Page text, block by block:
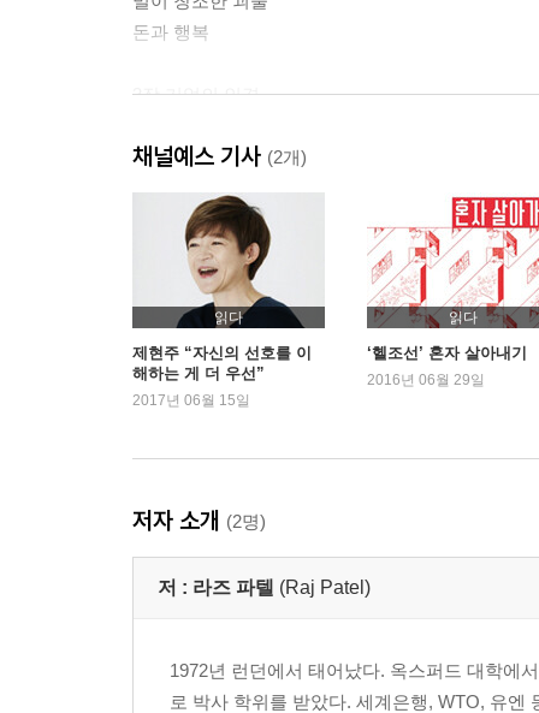
돈과 행복
3장 기업의 인격
‘공짜 점심’의 이면
새로운 종류의 공짜
4장 다이아몬드와 물
애덤 스미스의 굴욕
금융자본의 비밀스러운 삶
5장 반(反)호모에코노미쿠스
작동하지 않는 시장
‘인위적 인간’ 문제
6장 우리는 모두 공유자다
채널예스 기사 (2개)
읽다
제현주 “자신의 선호를 이
해하는 게 더 우선”
2017년 06월 15일
읽다
‘헬조선’ 혼자 살아내기
2016년 06월 29일
저자 소개 (2명)
저 : 라즈 파텔 (Raj Patel)
1972년 런던에서 태어났다. 옥스퍼드 대학에
로 박사 학위를 받았다. 세계은행, WTO, 유엔